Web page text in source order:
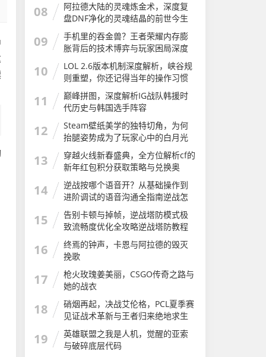
08
阿拉德大陆的灵魂炼金术，深度复
盘DNF净化的灵魂结晶的前世今生
与用途
09
手机里的吞金兽？王者荣耀内存膨
胀背后的技术博弈与玩家困局深度
10
LOL 2.6版本机制深度解析，峡谷规
则重塑，你还记得当年的操作习惯
吗？电线为什么是两根
11
巅峰拼图，深度解析IG战队韩援时
代历史与韩国选手阵容
12
Steam壁纸美学的独特切角，为何
抬腿姿势成为了玩家心中的白月光
抬腿游戏
13
穿越火线新春盛典，全方位解析cf的
新年红包积分获取策略与兑换奥
秘，赢取年度豪礼cf的新年红包积分
怎么算
14
逆战按哪个语音开？从基础操作到
进阶调试的语音沟通全指南逆战怎
么开语音
15
告别卡顿与掉帧，逆战塔防模式极
致流畅度优化全攻略逆战塔防教程
介绍
16
终焉的钟声，卡恩与阿拉德的毁灭
挽歌
17
枪火玫瑰姜美丽，CSGO传奇之路与
她的战衣
18
硝烟再起，决战艾伦格，PCL夏季赛
见证战术革新与王者归来绝地求生
夏季赛
19
英雄联盟之我是人机，觉醒的亚索
与破碎底层代码